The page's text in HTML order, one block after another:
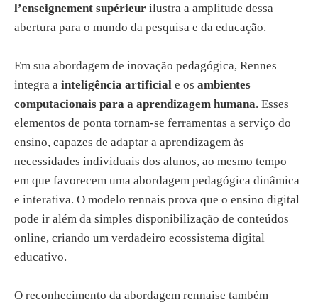
l’enseignement supérieur ilustra a amplitude dessa
abertura para o mundo da pesquisa e da educação.
Em sua abordagem de inovação pedagógica, Rennes
integra a inteligência artificial e os ambientes
computacionais para a aprendizagem humana. Esses
elementos de ponta tornam-se ferramentas a serviço do
ensino, capazes de adaptar a aprendizagem às
necessidades individuais dos alunos, ao mesmo tempo
em que favorecem uma abordagem pedagógica dinâmica
e interativa. O modelo rennais prova que o ensino digital
pode ir além da simples disponibilização de conteúdos
online, criando um verdadeiro ecossistema digital
educativo.
O reconhecimento da abordagem rennaise também